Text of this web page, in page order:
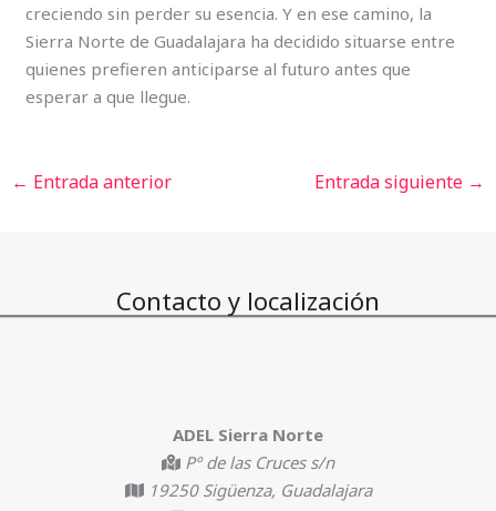
creciendo sin perder su esencia. Y en ese camino, la
Sierra Norte de Guadalajara ha decidido situarse entre
quienes prefieren anticiparse al futuro antes que
esperar a que llegue.
← Entrada anterior Entrada siguiente →
Contacto y localización
ADEL Sierra Norte
Pº de las Cruces s/n
19250 Sigüenza, Guadalajara